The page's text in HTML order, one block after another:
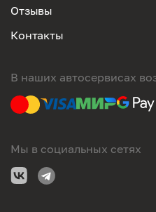
Отзывы
Контакты
В наших автосервисах
Мы в социальных сетях